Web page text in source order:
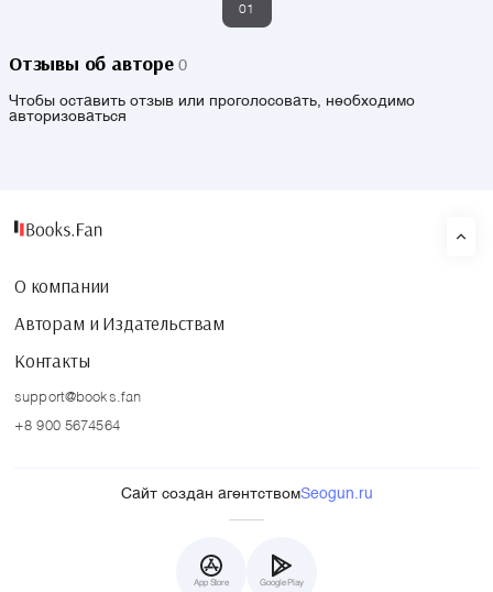
01
Отзывы об авторе 0
Чтобы оставить отзыв или проголосовать, необходимо
авторизоваться
О компании
Авторам и Издательствам
Контакты
support@books.fan
+8 900 5674564
Сайт создан агентствомSeogun.ru
App Store Google Play